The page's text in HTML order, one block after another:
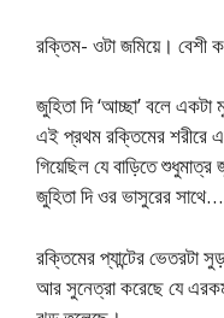
রক্তিম- ওটা জমিয়ে। বেশী
জুহিতা দি ‘আচ্ছা’ বলে একটা
এই প্রথম রক্তিমের
গিয়েছিল যে বাড়িতে
জুহিতা দি ওর ভাসুরের
রক্তিমের প্যান্টের
আর সুনেত্রা করেছে যে